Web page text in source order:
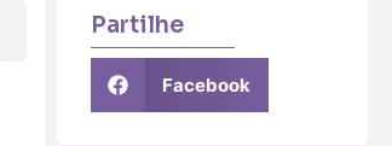
Partilhe
Facebook